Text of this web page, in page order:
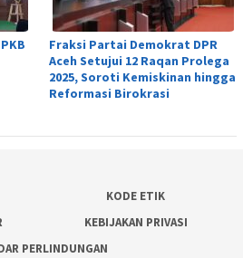
Fraksi Partai Demokrat DPR
Aceh Setujui 12 Raqan Prolega
2025, Soroti Kemiskinan hingga
Reformasi Birokrasi
KODE ETIK
KEBIJAKAN PRIVASI
PERLINDUNGAN